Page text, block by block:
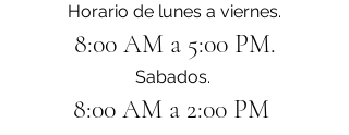
Horario de lunes a viernes.
8:00 AM a 5:00 PM.
Sabados.
8:00 AM a 2:00 PM